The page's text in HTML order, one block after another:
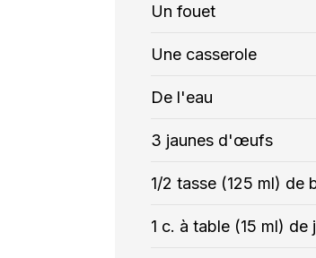
Un fouet
Une casserole
De l'eau
3 jaunes d'œufs
1/2 tasse (125 ml) de
1 c. à table (15 ml) de